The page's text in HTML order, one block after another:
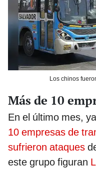
Los chinos
Más de 10
En el último mes,
10 empresas de
sufrieron ataques
este grupo figuran